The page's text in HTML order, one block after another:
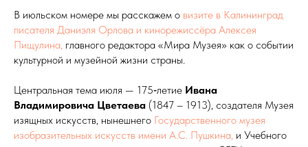
В июльском номере мы расскажем о визите в Калининград
писателя Даниэля Орлова и кинорежиссёра Алексея
Пищулина, главного редактора «Мира Музея» как о событии
культурной и музейной жизни страны.
Центральная тема июля — 175‑летие Ивана
Владимировича Цветаева (1847 – 1913), создателя Музея
изящных искусств, нынешнего Государственного музея
изобразительных искусств имени А.С. Пушкина, и Учебного